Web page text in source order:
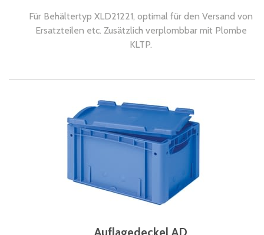
Für Behältertyp XLD21221, optimal für den Versand von
Ersatzteilen etc. Zusätzlich verplombbar mit Plombe
KLTP.
Auflagedeckel AD